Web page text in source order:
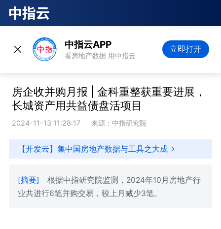
中指云APP
看房地产数据 用中指云
立即打开
房企收并购月报 | 金科重整获重要进展，
长城资产用共益债盘活项目
2024-11-13 11:28:17 来源：中指研究院
【开发云】集中国房地产数据与工具之大成
[摘要]
根据中指研究院监测，2024年10月房地产行
业共进行6笔并购交易，较上月减少3笔。